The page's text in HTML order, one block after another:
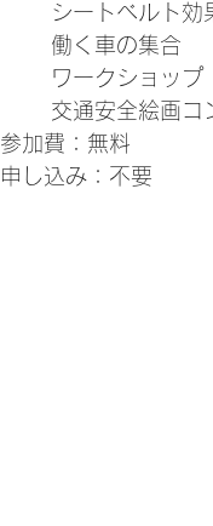
　シートベル
    　働く車の集合
    　ワークショップ
　交通安全絵画
参加費：無料
申し込み：不要